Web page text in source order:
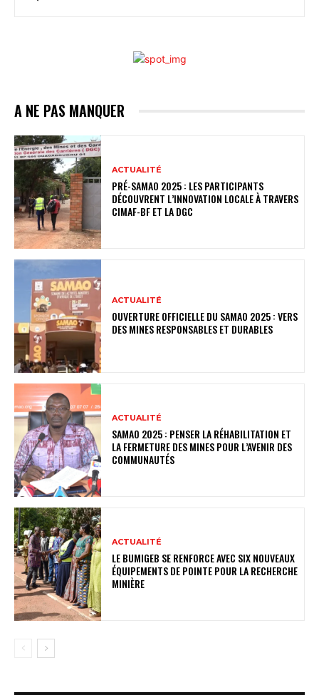
A NE PAS MANQUER
ACTUALITÉ
PRÉ-SAMAO 2025 : LES PARTICIPANTS
DÉCOUVRENT L’INNOVATION LOCALE À TRAVERS
CIMAF-BF ET LA DGC
ACTUALITÉ
OUVERTURE OFFICIELLE DU SAMAO 2025 : VERS
DES MINES RESPONSABLES ET DURABLES
ACTUALITÉ
SAMAO 2025 : PENSER LA RÉHABILITATION ET
LA FERMETURE DES MINES POUR L’AVENIR DES
COMMUNAUTÉS
ACTUALITÉ
LE BUMIGEB SE RENFORCE AVEC SIX NOUVEAUX
ÉQUIPEMENTS DE POINTE POUR LA RECHERCHE
MINIÈRE